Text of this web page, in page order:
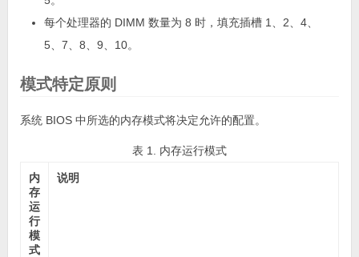
每个处理器的 DIMM 数量为 8 时，填充插槽 1、2、4、
5、7、8、9、10。
模式特定原则
系统 BIOS 中所选的内存模式将决定允许的配置。
表 1. 内存运行模式
内
存
运
行
模
式
说明